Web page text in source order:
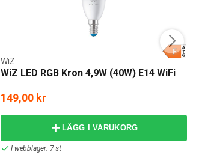
WiZ LED RGB Kron 4,9W (40W) E14 WiFi
WiZ
149,00 kr
LÄGG I VARUKORG
I webblager: 7 st